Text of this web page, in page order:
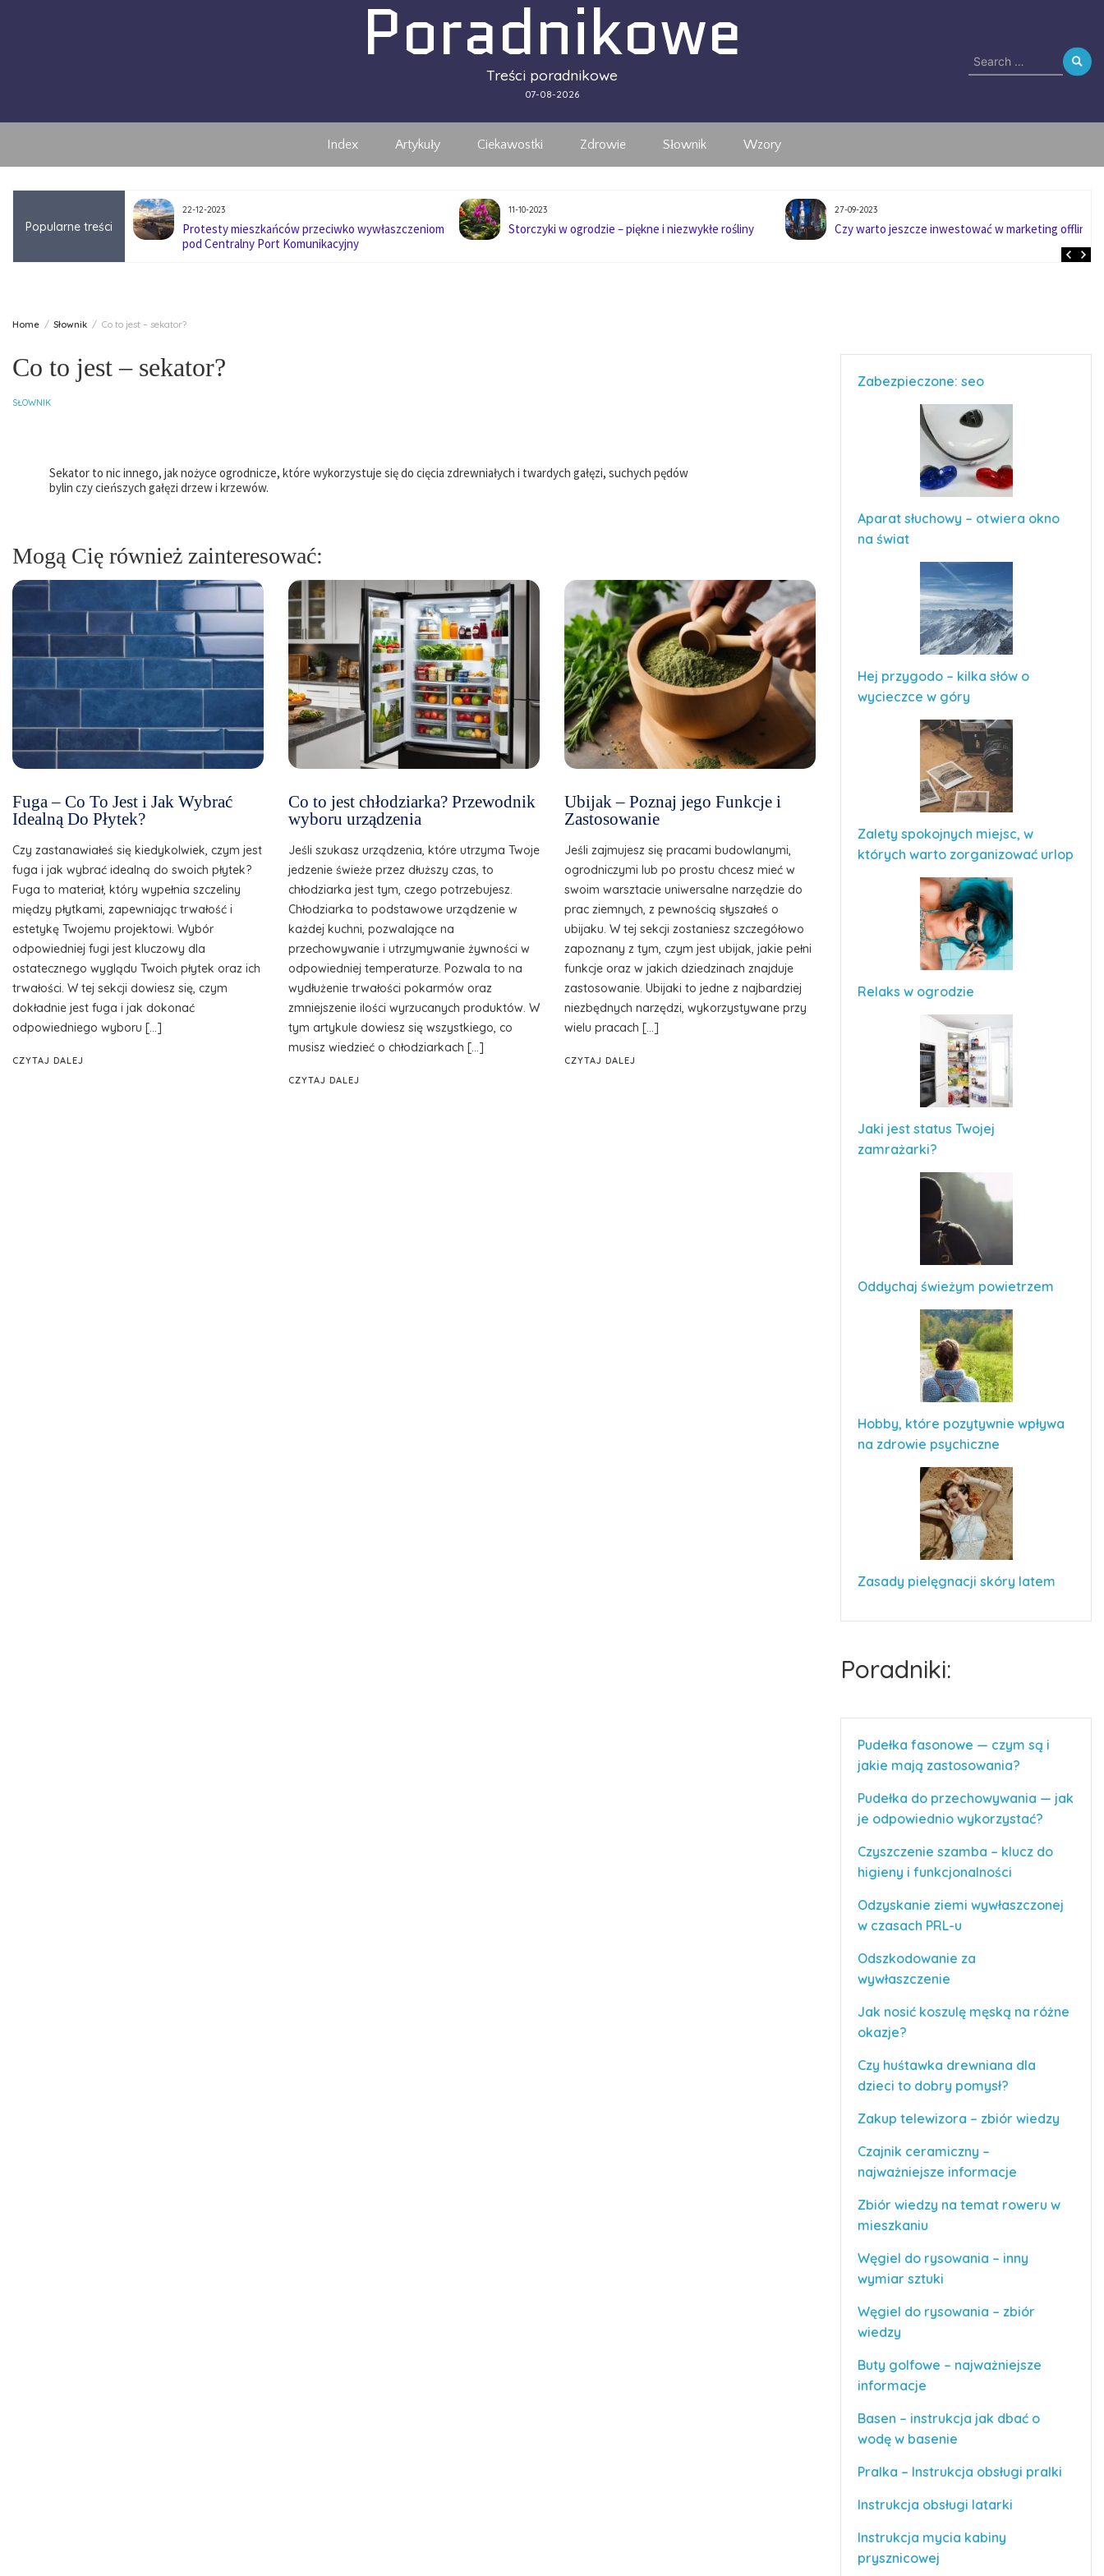
Poradnikowe
Treści poradnikowe
07-08-2026
Search
for:
Index Artykuły Ciekawostki Zdrowie Słownik Wzory
Popularne treści
pokoleniową w
22-12-2023
Protesty mieszkańców przeciwko wywłaszczeniom
pod Centralny Port Komunikacyjny
11-10-2023
Storczyki w ogrodzie – piękne i niezwykłe rośliny
27-09-2023
Czy warto jeszcze inwestować w marketing offline?
Home Słownik Co to jest – sekator?
Co to jest – sekator?
SŁOWNIK
Sekator to nic innego, jak nożyce ogrodnicze, które wykorzystuje się do cięcia zdrewniałych i twardych gałęzi, suchych pędów
bylin czy cieńszych gałęzi drzew i krzewów.
Mogą Cię również zainteresować:
Fuga – Co To Jest i Jak Wybrać
Idealną Do Płytek?
Czy zastanawiałeś się kiedykolwiek, czym jest
fuga i jak wybrać idealną do swoich płytek?
Fuga to materiał, który wypełnia szczeliny
między płytkami, zapewniając trwałość i
estetykę Twojemu projektowi. Wybór
odpowiedniej fugi jest kluczowy dla
ostatecznego wyglądu Twoich płytek oraz ich
trwałości. W tej sekcji dowiesz się, czym
dokładnie jest fuga i jak dokonać
odpowiedniego wyboru […]
CZYTAJ DALEJ
Co to jest chłodziarka? Przewodnik
wyboru urządzenia
Jeśli szukasz urządzenia, które utrzyma Twoje
jedzenie świeże przez dłuższy czas, to
chłodziarka jest tym, czego potrzebujesz.
Chłodziarka to podstawowe urządzenie w
każdej kuchni, pozwalające na
przechowywanie i utrzymywanie żywności w
odpowiedniej temperaturze. Pozwala to na
wydłużenie trwałości pokarmów oraz
zmniejszenie ilości wyrzucanych produktów. W
tym artykule dowiesz się wszystkiego, co
musisz wiedzieć o chłodziarkach […]
CZYTAJ DALEJ
Ubijak – Poznaj jego Funkcje i
Zastosowanie
Jeśli zajmujesz się pracami budowlanymi,
ogrodniczymi lub po prostu chcesz mieć w
swoim warsztacie uniwersalne narzędzie do
prac ziemnych, z pewnością słyszałeś o
ubijaku. W tej sekcji zostaniesz szczegółowo
zapoznany z tym, czym jest ubijak, jakie pełni
funkcje oraz w jakich dziedzinach znajduje
zastosowanie. Ubijaki to jedne z najbardziej
niezbędnych narzędzi, wykorzystywane przy
wielu pracach […]
CZYTAJ DALEJ
Zabezpieczone: seo
Aparat słuchowy – otwiera okno
na świat
Hej przygodo – kilka słów o
wycieczce w góry
Zalety spokojnych miejsc, w
których warto zorganizować urlop
Relaks w ogrodzie
Jaki jest status Twojej
zamrażarki?
Oddychaj świeżym powietrzem
Hobby, które pozytywnie wpływa
na zdrowie psychiczne
Zasady pielęgnacji skóry latem
Poradniki:
Pudełka fasonowe — czym są i
jakie mają zastosowania?
Pudełka do przechowywania — jak
je odpowiednio wykorzystać?
Czyszczenie szamba – klucz do
higieny i funkcjonalności
Odzyskanie ziemi wywłaszczonej
w czasach PRL-u
Odszkodowanie za
wywłaszczenie
Jak nosić koszulę męską na różne
okazje?
Czy huśtawka drewniana dla
dzieci to dobry pomysł?
Zakup telewizora – zbiór wiedzy
Czajnik ceramiczny –
najważniejsze informacje
Zbiór wiedzy na temat roweru w
mieszkaniu
Węgiel do rysowania – inny
wymiar sztuki
Węgiel do rysowania – zbiór
wiedzy
Buty golfowe – najważniejsze
informacje
Basen – instrukcja jak dbać o
wodę w basenie
Pralka – Instrukcja obsługi pralki
Instrukcja obsługi latarki
Instrukcja mycia kabiny
prysznicowej